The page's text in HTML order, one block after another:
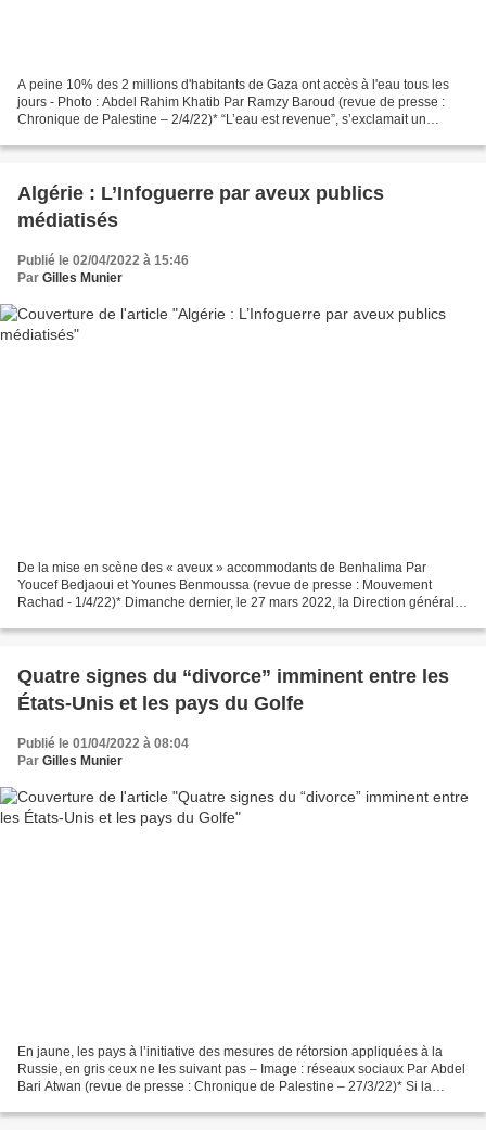
A peine 10% des 2 millions d'habitants de Gaza ont accès à l'eau tous les
jours - Photo : Abdel Rahim Khatib Par Ramzy Baroud (revue de presse :
Chronique de Palestine – 2/4/22)* “L’eau est revenue”, s’exclamait un
Algérie : L’Infoguerre par aveux publics
médiatisés
Publié le 02/04/2022 à 15:46
Par Gilles Munier
De la mise en scène des « aveux » accommodants de Benhalima Par
Youcef Bedjaoui et Younes Benmoussa (revue de presse : Mouvement
Rachad - 1/4/22)* Dimanche dernier, le 27 mars 2022, la Direction générale
Quatre signes du “divorce” imminent entre les
États-Unis et les pays du Golfe
Publié le 01/04/2022 à 08:04
Par Gilles Munier
En jaune, les pays à l’initiative des mesures de rétorsion appliquées à la
Russie, en gris ceux ne les suivant pas – Image : réseaux sociaux Par Abdel
Bari Atwan (revue de presse : Chronique de Palestine – 27/3/22)* Si la